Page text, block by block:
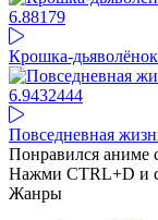
6.88179
Крошка-
6.9432444
Повседневная
Понравился аниме
Нажми CTRL+D и
Жанры